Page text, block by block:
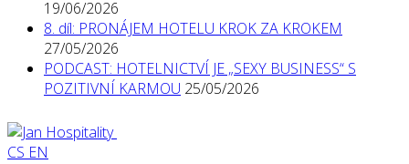
19/06/2026
8. díl: PRONÁJEM HOTELU KROK ZA KROKEM
27/05/2026
PODCAST: HOTELNICTVÍ JE „SEXY BUSINESS“ S
POZITIVNÍ KARMOU 25/05/2026
CS EN